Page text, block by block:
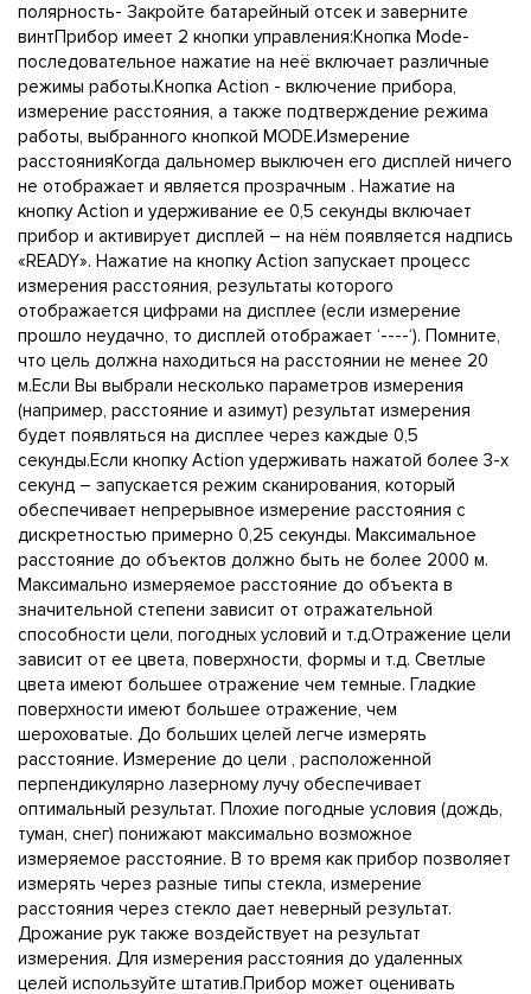
полярность- Закройте батарейный отсек и заверните
винтПрибор имеет 2 кнопки управления:Кнопка Mode-
последовательное нажатие на неё включает различные
режимы работы.Кнопка Action - включение прибора,
измерение расстояния, а также подтверждение режима
работы, выбранного кнопкой MODE.Измерение
расстоянияКогда дальномер выключен его дисплей ничего
не отображает и является прозрачным . Нажатие на
кнопку Action и удерживание ее 0,5 секунды включает
прибор и активирует дисплей – на нём появляется надпись
«READY». Нажатие на кнопку Action запускает процесс
измерения расстояния, результаты которого
отображается цифрами на дисплее (если измерение
прошло неудачно, то дисплей отображает ‘----‘). Помните,
что цель должна находиться на расстоянии не менее 20
м.Если Вы выбрали несколько параметров измерения
(например, расстояние и азимут) результат измерения
будет появляться на дисплее через каждые 0,5
секунды.Если кнопку Action удерживать нажатой более 3-х
секунд – запускается режим сканирования, который
обеспечивает непрерывное измерение расстояния с
дискретностью примерно 0,25 секунды. Максимальное
расстояние до объектов должно быть не более 2000 м.
Максимально измеряемое расстояние до объекта в
значительной степени зависит от отражательной
способности цели, погодных условий и т.д.Отражение цели
зависит от ее цвета, поверхности, формы и т.д. Светлые
цвета имеют большее отражение чем темные. Гладкие
поверхности имеют большее отражение, чем
шероховатые. До больших целей легче измерять
расстояние. Измерение до цели , расположенной
перпендикулярно лазерному лучу обеспечивает
оптимальный результат. Плохие погодные условия (дождь,
туман, снег) понижают максимально возможное
измеряемое расстояние. В то время как прибор позволяет
измерять через разные типы стекла, измерение
расстояния через стекло дает неверный результат.
Дрожание рук также воздействует на результат
измерения. Для измерения расстояния до удаленных
целей используйте штатив.Прибор может оценивать